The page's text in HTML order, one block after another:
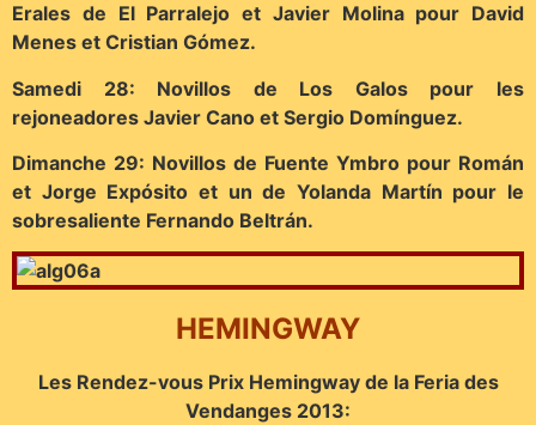
Erales de El Parralejo et Javier Molina pour David
Menes et Cristian Gómez.
Samedi 28: Novillos de Los Galos pour les
rejoneadores Javier Cano et Sergio Domínguez.
Dimanche 29: Novillos de Fuente Ymbro pour Román
et Jorge Expósito et un de Yolanda Martín pour le
sobresaliente Fernando Beltrán.
HEMINGWAY
Les Rendez-vous Prix Hemingway de la Feria des
Vendanges 2013: